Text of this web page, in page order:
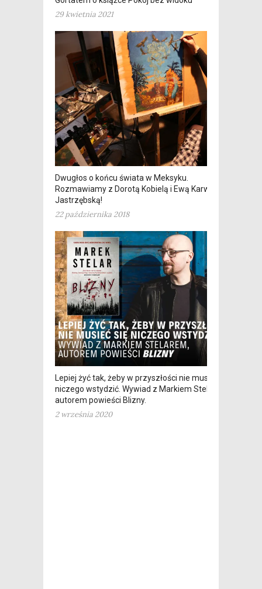
29 kwietnia 2021
Dwugłos o końcu świata w Meksyku.
Rozmawiamy z Dorotą Kobielą i Ewą Karwan
Jastrzębską!
22 października 2018
Lepiej żyć tak, żeby w przyszłości nie musieć się
niczego wstydzić. Wywiad z Markiem Stelarem,
autorem powieści Blizny.
2 września 2020